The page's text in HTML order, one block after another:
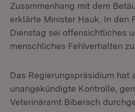
Zusammenhang mit dem
erklärte Minister Hauk. In den
Dienstag sei offensichtliches
menschliches Fehlverhalten
Das Regierungspräsidium hat
unangekündigte Kontrolle,
Veterinäramt Biberach